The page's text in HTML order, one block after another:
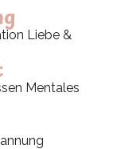
Liebe &
Mentales